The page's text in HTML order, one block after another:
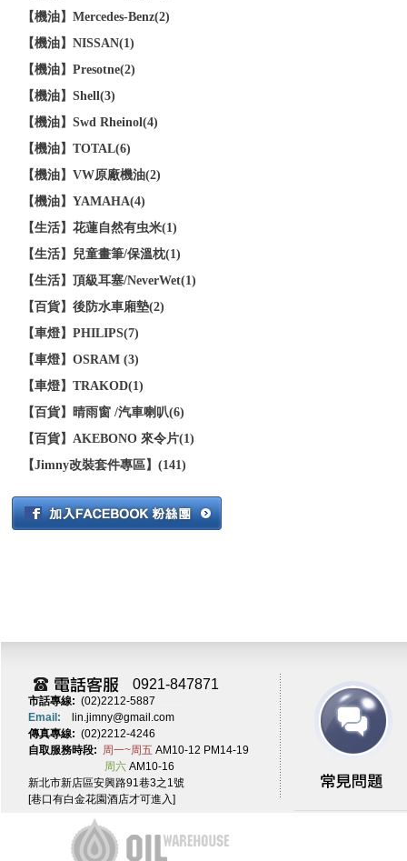
【機油】Mercedes-Benz(2)
【機油】NISSAN(1)
【機油】Presotne(2)
【機油】Shell(3)
【機油】Swd Rheinol(4)
【機油】TOTAL(6)
【機油】VW原廠機油(2)
【機油】YAMAHA(4)
【生活】花蓮自然有虫米(1)
【生活】兒童畫筆/保溫枕(1)
【生活】頂級耳塞/NeverWet(1)
【百貨】後防水車廂墊(2)
【車燈】PHILIPS(7)
【車燈】OSRAM (3)
【車燈】TRAKOD(1)
【百貨】晴雨窗 /汽車喇叭(6)
【百貨】AKEBONO 來令片(1)
【Jimny改裝套件專區】(141)
0921-847871
市話專線: (02)2212-5887
Email: lin.jimny@gmail.com
傳真專線: (02)2212-4246
自取服務時段: 周一~周五 AM10-12 PM14-19
周六 AM10-16
新北市新店區安興路91巷3之1號
[巷口有白金花園酒店才可進入]